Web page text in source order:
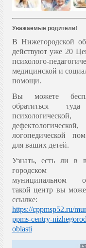
Уважаемые родители!
В Нижегородской
действуют уже 20
психолого-
медицинской и
помощи.
Вы можете
обратиться
психологической,
дефектологической,
логопедической
для ваших детей.
Узнать, есть ли в
городском
муниципальном
такой центр вы
ссылке:
https://cppmsp52.ru/
ppms-centry-
oblasti